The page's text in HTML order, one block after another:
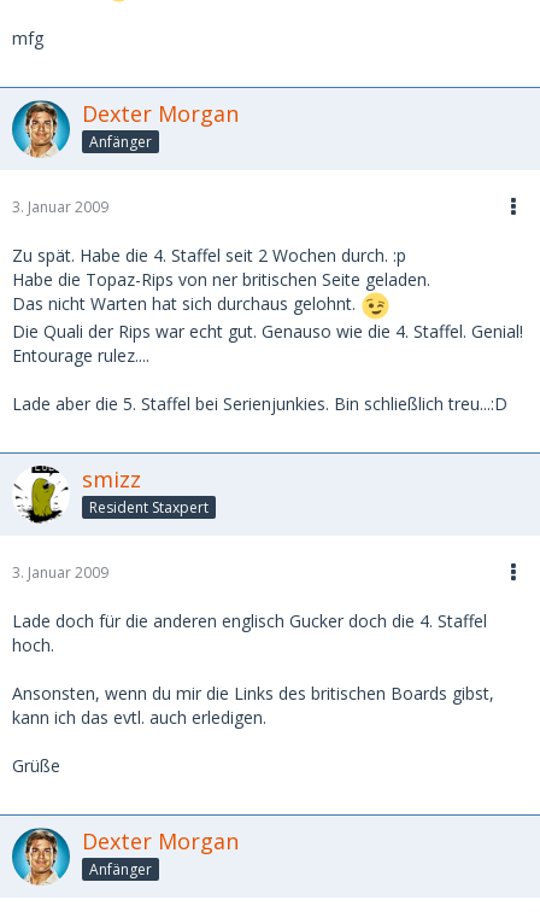
mfg
Dexter Morgan
Anfänger
3. Januar 2009
Zu spät. Habe die 4. Staffel seit 2 Wochen durch. :p
Habe die Topaz-Rips von ner britischen Seite geladen.
Das nicht Warten hat sich durchaus gelohnt.
Die Quali der Rips war echt gut. Genauso wie die 4. Staffel. Genial!
Entourage rulez....
Lade aber die 5. Staffel bei Serienjunkies. Bin schließlich treu...:D
smizz
Resident Staxpert
3. Januar 2009
Lade doch für die anderen englisch Gucker doch die 4. Staffel
hoch.
Ansonsten, wenn du mir die Links des britischen Boards gibst,
kann ich das evtl. auch erledigen.
Grüße
Dexter Morgan
Anfänger